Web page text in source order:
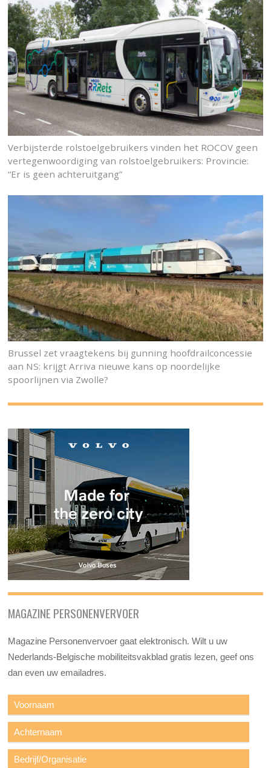
Verbijsterde rolstoelgebruikers vinden het ROCOV geen
vertegenwoordiging van rolstoelgebruikers: Provincie:
“Er is geen achteruitgang”
Brussel zet vraagtekens bij gunning hoofdrailconcessie
aan NS: krijgt Arriva nieuwe kans op noordelijke
spoorlijnen via Zwolle?
MAGAZINE PERSONENVERVOER
Magazine Personenvervoer gaat elektronisch. Wilt u uw
Nederlands-Belgische mobiliteitsvakblad gratis lezen, geef ons
dan even uw emailadres.